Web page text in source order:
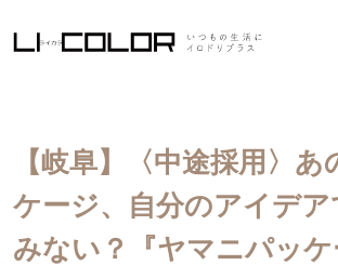
【岐阜】〈中途採用〉
ケージ、自分のアイデア
みない？『ヤマニパッ